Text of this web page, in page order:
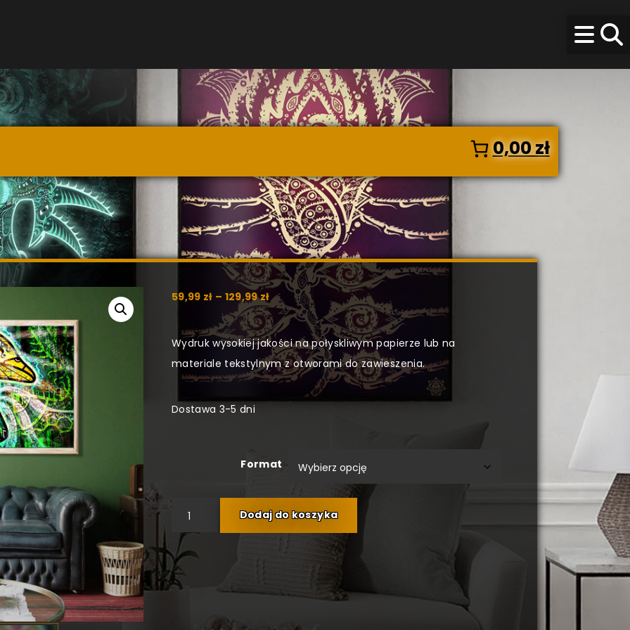
0,00 zł
59,99 zł – 129,99zł
Wydruk wysokiej jakości na połyskliwym papierze lub na
materiale tekstylnym z otworami do zawieszenia.
Dostawa 3-5 dni
Format
Dodaj do koszyka